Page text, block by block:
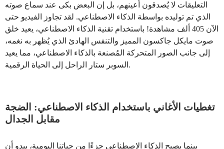
التعليقات لا يُصدقون أعينهم، بل إن البعض بكى عند سماع صوته
الذي تم توليده بواسطة الذكاء الاصطناعي. لقد تجاوز الفيديو حتى
الآن 405 ألف مشاهدة! باستخدام تقنية الذكاء الاصطناعي، يعيد خلق
صوت مايكل جاكسون المميز والتنفس الهادئ الذي يُظهر به نغمه،
إلى جانب الصور المتحركة المُصنعة بالذكاء الاصطناعي، مما يعيد
السوبر ستار الراحل إلى الحياة الرقمية.
تغطيات الأغاني باستخدام الذكاء الاصطناعي: الضجة
مقابل الجدال
بينما يصبح الذكاء الاصطناعي جزءًا من حياتنا اليومية، يبدو أن